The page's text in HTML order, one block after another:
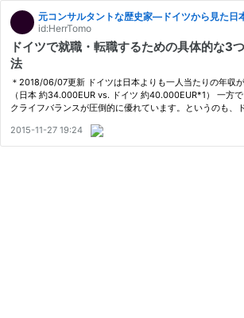
元コンサルタントな歴史家―ドイツから見た日
id:HerrTomo
ドイツで就職・転職するための具体的な3
法
＊2018/06/07更新 ドイツは日本よりも一人当たりの年収
（日本 約34.000EUR vs. ドイツ 約40.000EUR*1） 一方
クライフバランスが圧倒的に優れています。というのも、
よっては30日分の有給がもらえます。こうした有給は完全
普通で、…
2015-11-27 19:24